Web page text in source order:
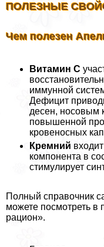
ПОЛЕЗНЫЕ
Чем полезен
Витамин С
иммунной
Дефицит
десен, носовым
повышенной
кровеносных
Кремний
компонента в
стимулирует
Полный справочник
можете посмотреть
рацион».